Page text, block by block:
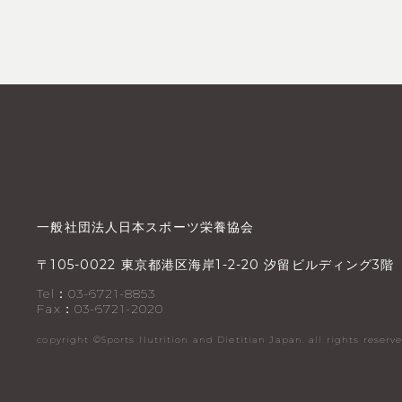
一般社団法人日本スポーツ栄養協会
〒105-0022 東京都港区海岸1-2-20 汐留ビルディング3階
Tel：03-6721-8853
Fax：03-6721-2020
copyright ©︎Sports Nutrition and Dietitian Japan. all rights